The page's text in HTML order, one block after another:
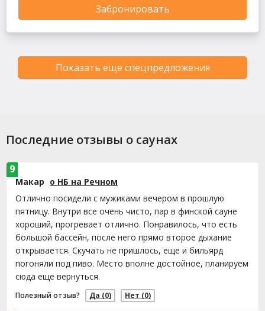
Забронировать
Показать еще спецпредложения
Последние отзывы о саунах
Макар о НБ на Речном
Отлично посидели с мужиками вечером в прошлую
пятницу. Внутри все очень чисто, пар в финской сауне
хороший, прогревает отлично. Понравилось, что есть
большой бассейн, после него прямо второе дыхание
открывается. Скучать не пришлось, еще и бильярд
погоняли под пиво. Место вполне достойное, планируем
сюда еще вернуться.
Полезный отзыв? Да (0) Нет (0)
9